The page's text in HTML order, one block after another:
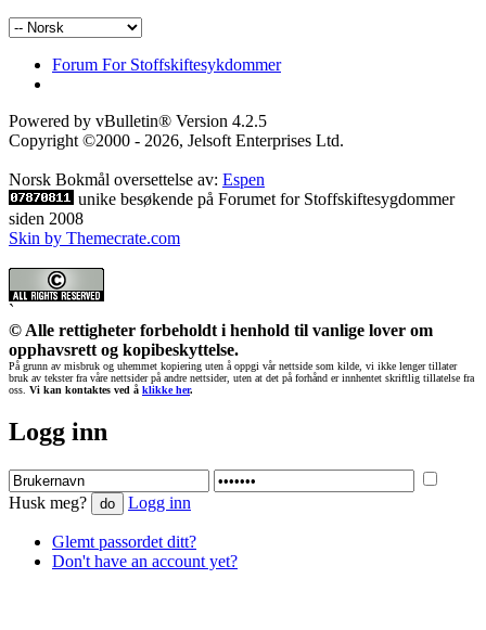
Forum For Stoffskiftesykdommer
Powered by vBulletin® Version 4.2.5
Copyright ©2000 - 2026, Jelsoft Enterprises Ltd.
Norsk Bokmål oversettelse av: Espen
unike besøkende på Forumet for Stoffskiftesygdommer
siden 2008
Skin by Themecrate.com
`
© Alle rettigheter forbeholdt i henhold til vanlige lover om
opphavsrett og kopibeskyttelse.
På grunn av misbruk og uhemmet kopiering uten å oppgi vår nettside som kilde, vi ikke lenger tillater
bruk av tekster fra våre nettsider på andre nettsider, uten at det på forhånd er innhentet skriftlig tillatelse fra
oss. Vi kan kontaktes ved å klikke her.
Logg inn
Husk meg? Logg inn
Glemt passordet ditt?
Don't have an account yet?